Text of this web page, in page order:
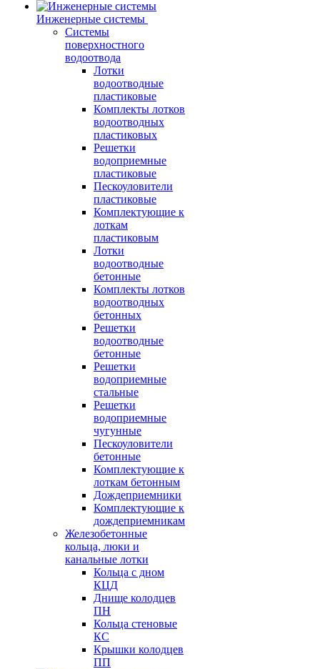
Инженерные системы
Системы
поверхностного
водоотвода
Лотки
водоотводные
пластиковые
Комплекты лотков
водоотводных
пластиковых
Решетки
водоприемные
пластиковые
Пескоуловители
пластиковые
Комплектующие к
лоткам
пластиковым
Лотки
водоотводные
бетонные
Комплекты лотков
водоотводных
бетонных
Решетки
водоотводные
бетонные
Решетки
водоприемные
стальные
Решетки
водоприемные
чугунные
Пескоуловители
бетонные
Комплектующие к
лоткам бетонным
Дождеприемники
Комплектующие к
дождеприемникам
Железобетонные
кольца, люки и
канальные лотки
Кольца с дном
КЦД
Днище колодцев
ПН
Кольца стеновые
КС
Крышки колодцев
ПП